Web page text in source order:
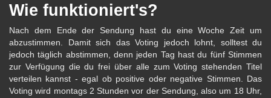
Wie funktioniert's?
Nach dem Ende der Sendung hast du eine Woche Zeit um
abzustimmen. Damit sich das Voting jedoch lohnt, solltest du
jedoch täglich abstimmen, denn jeden Tag hast du fünf Stimmen
zur Verfügung die du frei über alle zum Voting stehenden Titel
verteilen kannst - egal ob positive oder negative Stimmen. Das
Voting wird montags 2 Stunden vor der Sendung, also um 18 Uhr,